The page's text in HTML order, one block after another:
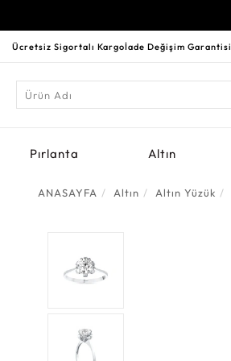
Ücretsiz Sigortalı Kargoİade Değişim Garantisi
Pırlanta Altın
ANASAYFA Altın Altın Yüzük